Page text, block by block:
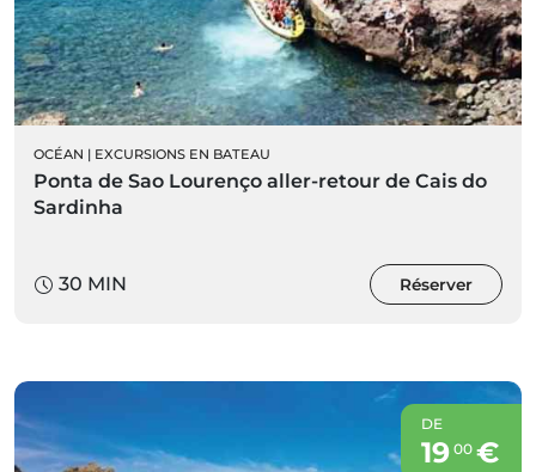
OCÉAN | EXCURSIONS EN BATEAU
Ponta de Sao Lourenço aller-retour de Cais do
Sardinha
30 MIN Réserver
DE
19 00€